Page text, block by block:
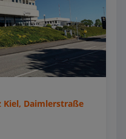
Kiel, Daimlerstraße